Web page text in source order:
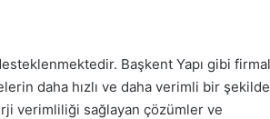
Başkent Yapı gibi
daha hızlı ve daha verimli bir şekilde
verimliliği sağlayan çözümler ve